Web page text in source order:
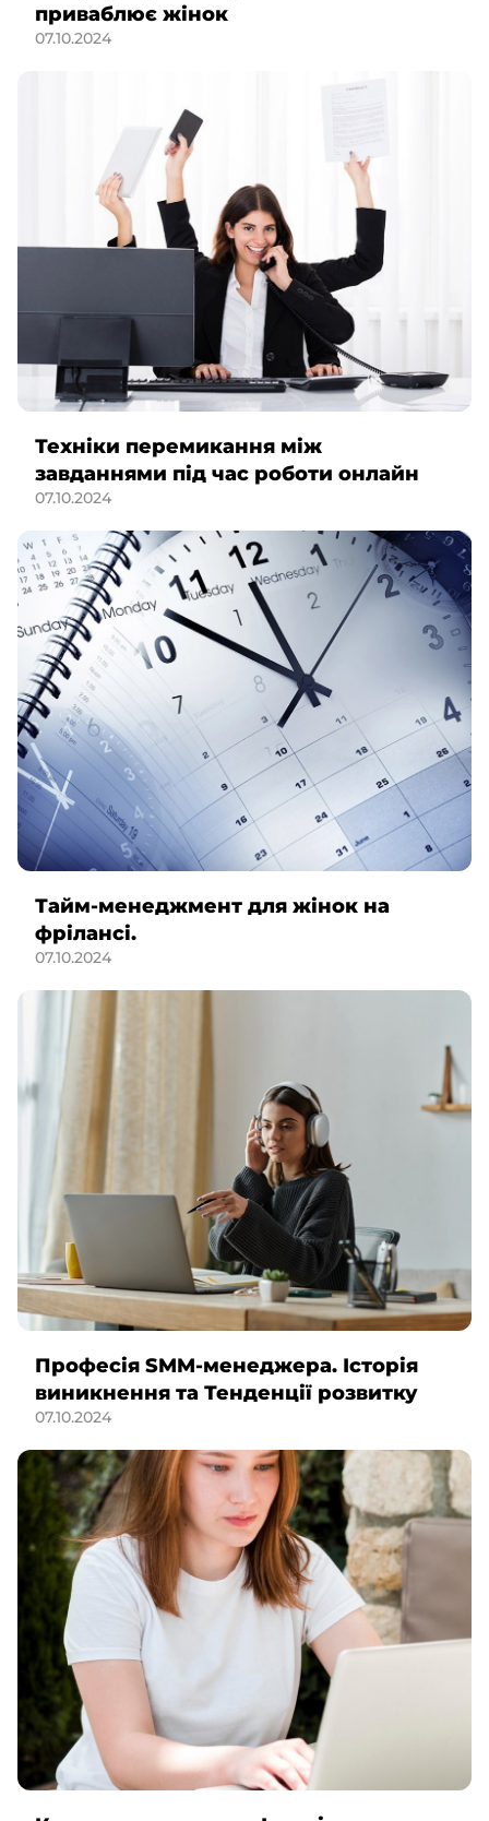
приваблює жінок
07.10.2024
Техніки перемикання між
завданнями під час роботи онлайн
07.10.2024
Тайм-менеджмент для жінок на
фрілансі.
07.10.2024
Професія SMM-менеджера. Історія
виникнення та Тенденції розвитку
07.10.2024